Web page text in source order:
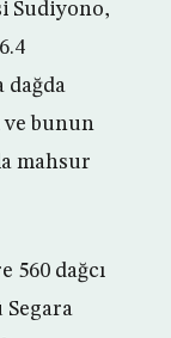
Sudiyono,
dağda
ve bunun
mahsur
560 dağcı
Segara